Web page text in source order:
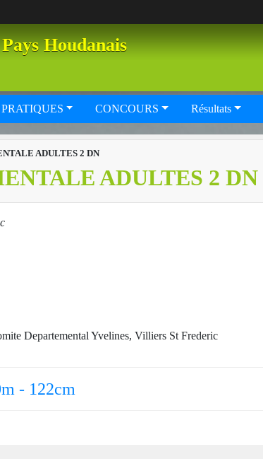
Houdanais
CONCOURS Résultats
ADULTES 2 DN
ADULTES 2 DN
Departemental Yvelines, Villiers St Frederic
- 122cm